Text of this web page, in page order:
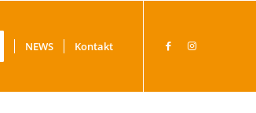
NEWS Kontakt